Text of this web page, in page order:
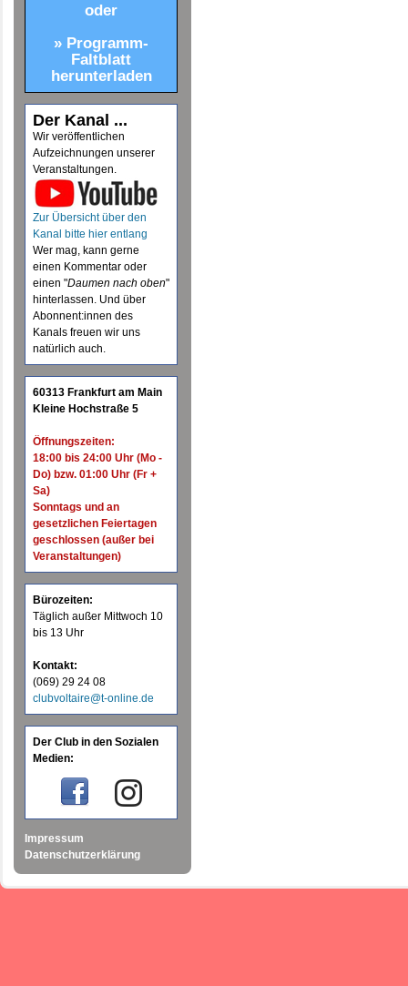
oder
» Programm-
Faltblatt
herunterladen
Der Kanal ...
Wir veröffentlichen
Aufzeichnungen unserer
Veranstaltungen.
Zur Übersicht über den
Kanal bitte hier entlang
Wer mag, kann gerne
einen Kommentar oder
einen "Daumen nach oben"
hinterlassen. Und über
Abonnent:innen des
Kanals freuen wir uns
natürlich auch.
60313 Frankfurt am Main
Kleine Hochstraße 5
Öffnungszeiten:
18:00 bis 24:00 Uhr (Mo -
Do) bzw. 01:00 Uhr (Fr +
Sa)
Sonntags und an
gesetzlichen Feiertagen
geschlossen (außer bei
Veranstaltungen)
Bürozeiten:
Täglich außer Mittwoch 10
bis 13 Uhr
Kontakt:
(069) 29 24 08
clubvoltaire@t-online.de
Der Club in den Sozialen
Medien:
Impressum
Datenschutzerklärung